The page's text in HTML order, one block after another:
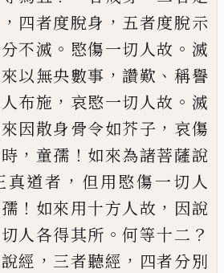
， 四者度脫身 ， 五者度脫示
不滅 。 愍傷一切人故 。 滅
以無央數事 ，讚歎 、稱譽
布施 ， 哀愍一切人故 。 滅
因散身骨令如芥子 ， 哀傷
， 童孺 ！ 如來為諸菩薩說
真道者 ， 但用愍傷一切人
！ 如來用十方人故 ， 因說
人各得其所 。何等十二 ？
經 ， 三者聽經 ， 四者分別